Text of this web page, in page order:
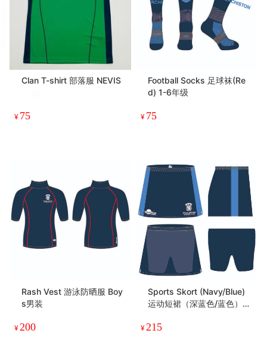
Clan T-shirt 部落服 NEVIS
¥ 75
Football Socks 足球袜(Re
d) 1-6年级
¥ 75
Rash Vest 游泳防晒服 Boy
s男装
¥200
Sports Skort (Navy/Blue)
运动短裙（深蓝色/蓝色）Gi
¥215